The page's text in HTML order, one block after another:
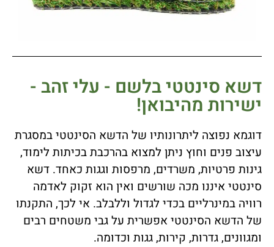
דשא סינטטי בלשם - עלי זהב -
ישירות מהיבואן!
דוגמא נפוצה ליתרונותיו של הדשא הסינטטי במסגרת
עיצוב פנים וחוץ ניתן למצוא בהרכבת בכיתות לימוד,
גינות פרטיות, משרדים, מרפסות וגגות כאחד. דשא
סינטטי איננו מכה שורשים ואין הוא זקוק לאדמה
רוויה במינרליים בכדי לגדול וללבלב. אי לכך, התקנתו
של הדשא הסינטטי אפשרית על גבי משטחים רבים
ומגוונים, גדרות, קירות, גגות וכדומה.